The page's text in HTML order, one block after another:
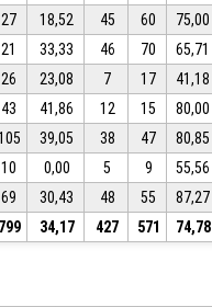
27 18,52 45 60 75,00
21 33,33 46 70 65,71
26 23,08 7 17 41,18
43 41,86 12 15 80,00
39,05 38 47 80,85
10 0,00 5 9 55,56
69 30,43 48 55 87,27
799 34,17 427 571 74,78